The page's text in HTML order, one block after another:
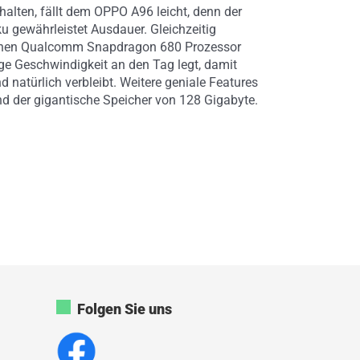
fällt dem OPPO A96 leicht, denn der
gewährleistet Ausdauer. Gleichzeitig
Qualcomm Snapdragon 680 Prozessor
Geschwindigkeit an den Tag legt, damit
natürlich verbleibt. Weitere geniale Features
der gigantische Speicher von 128 Gigabyte.
Folgen Sie uns